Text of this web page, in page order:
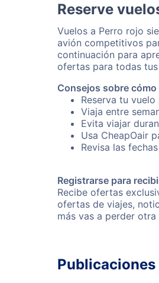
Reserve
Vuelos a Perro rojo
avión competitivos
continuación para
ofertas para todas
Consejos sobre
Reserva tu
Viaja entre
Evita viajar
Usa CheapOair
Revisa las
Registrarse para
Recibe ofertas
ofertas de viajes,
más vas a perder
Publicaciones